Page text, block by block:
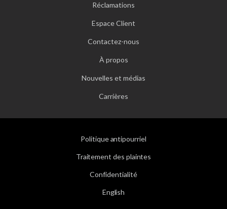
Réclamations
Espace Client
Contactez-nous
À propos
Nouvelles et médias
Carrières
Politique antipourriel
Traitement des plaintes
Confidentialité
English